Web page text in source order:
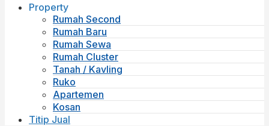
Property
Rumah Second
Rumah Baru
Rumah Sewa
Rumah Cluster
Tanah / Kavling
Ruko
Apartemen
Kosan
Titip Jual